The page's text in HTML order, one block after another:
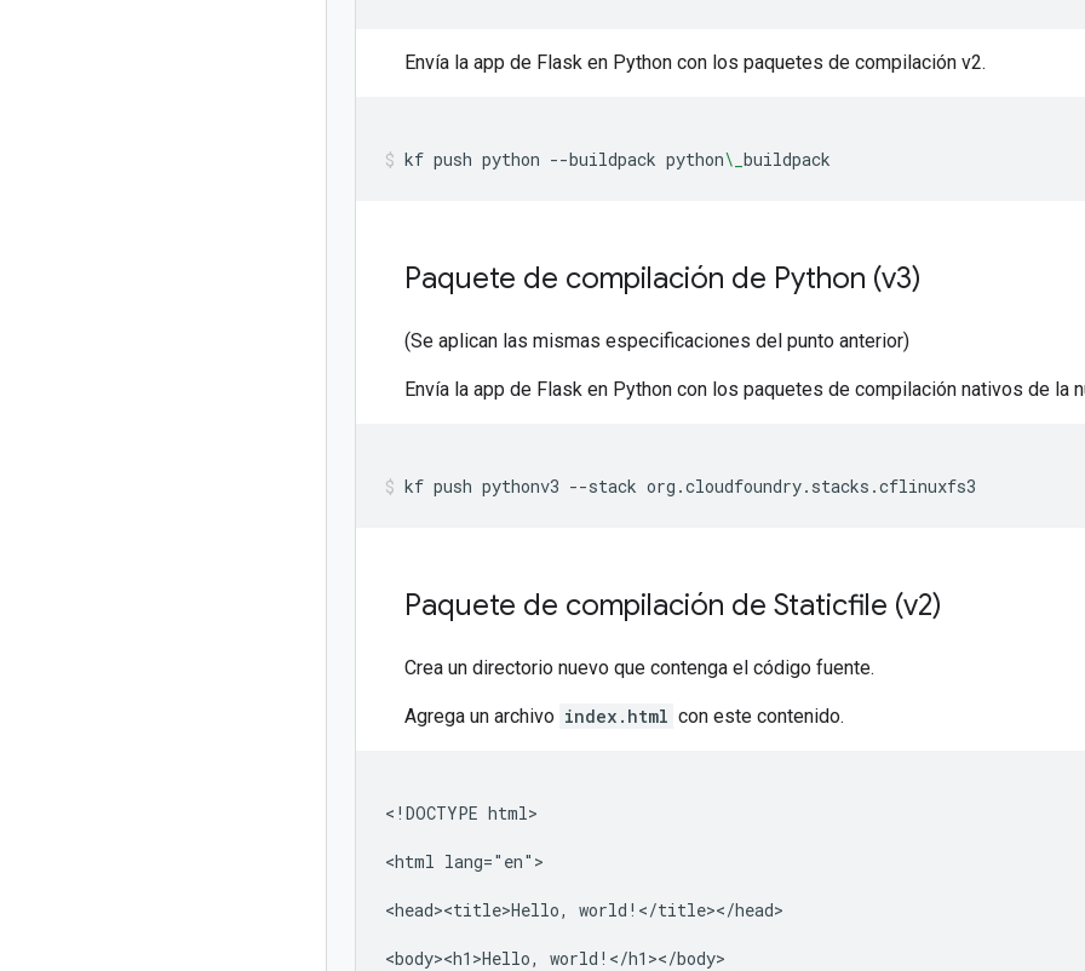
Envía la app de Flask en Python con los paquetes de compilación v2.
kf push python --buildpack python\_ buildpack
Paquete de compilación de Python (v3)
(Se aplican las mismas especificaciones del punto anterior)
Envía la app de Flask en Python con los paquetes de compilación nativos de la
kf push pythonv3 --stack org.cloudfoundry.stacks.cflinuxfs3
Paquete de compilación de Staticfile (v2)
Crea un directorio nuevo que contenga el código fuente.
Agrega un archivo index.html con este contenido.
<!DOCTYPE html>
<html lang="en">
<head><title>Hello, world!</title></head>
<body><h1>Hello, world!</h1></body>